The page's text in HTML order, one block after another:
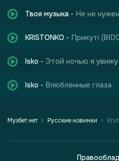
Твоя музыка - Не не нужен
KRISTONKO - Прикуті
Isko - Этой ночью я увижу
Isko - Влюбленные глаза
Музбет.нет Русские новинки